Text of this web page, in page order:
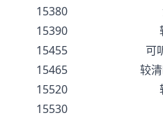
15380
15390 较
15455 可听
15465 较清晰
15520 较
15530